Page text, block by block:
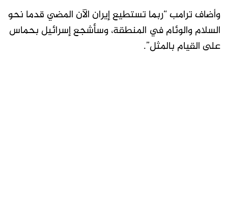
وأضاف ترامب “ربما تستطيع إيران الآن المضي قدما نحو
السلام والوئام في المنطقة، وسأشجع إسرائيل بحماس
على القيام بالمثل”.